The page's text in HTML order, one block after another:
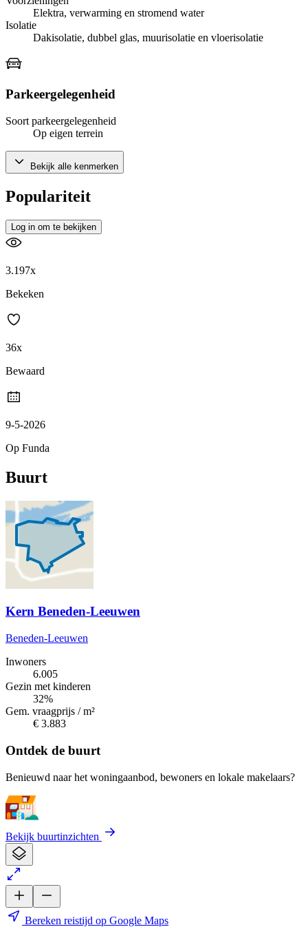
Elektra, verwarming en stromend water
Isolatie
Dakisolatie, dubbel glas, muurisolatie en vloerisolatie
Parkeergelegenheid
Soort parkeergelegenheid
Op eigen terrein
Bekijk alle kenmerken
Populariteit
Log in om te bekijken
3.197x
Bekeken
36x
Bewaard
9-5-2026
Op Funda
Buurt
Kern Beneden-Leeuwen
Beneden-Leeuwen
Inwoners
6.005
Gezin met kinderen
32%
Gem. vraagprijs / m²
€ 3.883
Ontdek de buurt
Benieuwd naar het woningaanbod, bewoners en lokale makelaars?
Bekijk buurtinzichten
Bereken reistijd op Google Maps